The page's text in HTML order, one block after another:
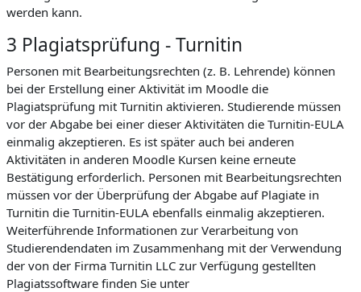
werden kann.
3 Plagiatsprüfung - Turnitin
Personen mit Bearbeitungsrechten (z. B. Lehrende) können
bei der Erstellung einer Aktivität im Moodle die
Plagiatsprüfung mit Turnitin aktivieren. Studierende müssen
vor der Abgabe bei einer dieser Aktivitäten die Turnitin-EULA
einmalig akzeptieren. Es ist später auch bei anderen
Aktivitäten in anderen Moodle Kursen keine erneute
Bestätigung erforderlich. Personen mit Bearbeitungsrechten
müssen vor der Überprüfung der Abgabe auf Plagiate in
Turnitin die Turnitin-EULA ebenfalls einmalig akzeptieren.
Weiterführende Informationen zur Verarbeitung von
Studierendendaten im Zusammenhang mit der Verwendung
der von der Firma Turnitin LLC zur Verfügung gestellten
Plagiatssoftware finden Sie unter